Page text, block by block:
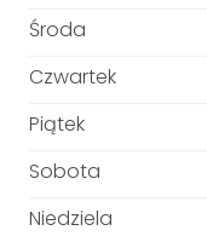
Środa
Czwartek
Piątek
Sobota
Niedziela